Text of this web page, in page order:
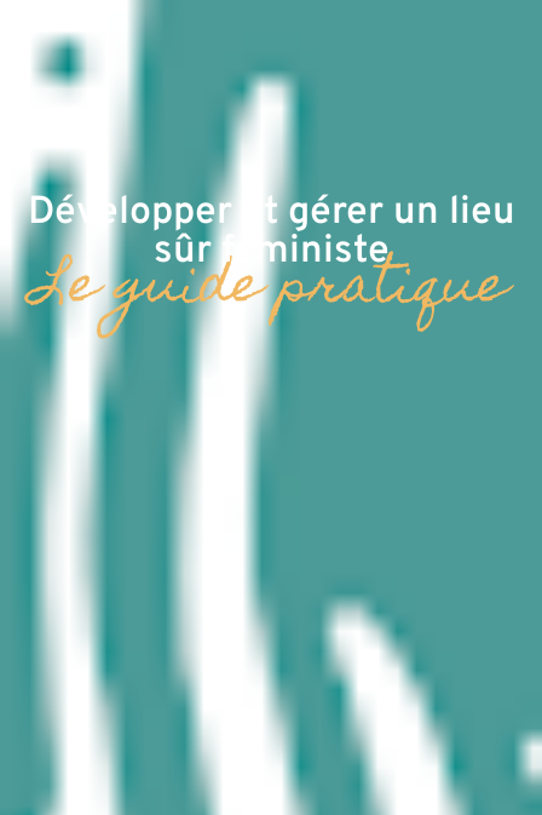
Développer et gérer un lieu
sûr féministe
Le guide pratique